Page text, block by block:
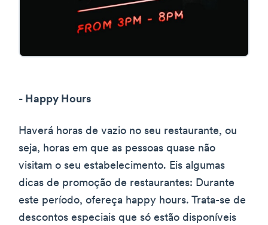
- Happy Hours
Haverá horas de vazio no seu restaurante, ou
seja, horas em que as pessoas quase não
visitam o seu estabelecimento. Eis algumas
dicas de promoção de restaurantes: Durante
este período, ofereça happy hours. Trata-se de
descontos especiais que só estão disponíveis